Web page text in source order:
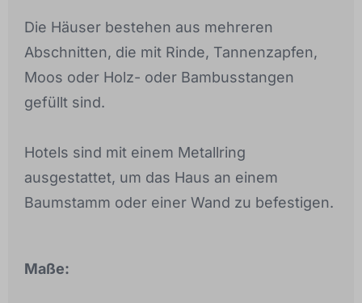
Die Häuser bestehen aus mehreren
Abschnitten, die mit Rinde, Tannenzapfen,
Moos oder Holz- oder Bambusstangen
gefüllt sind.
Hotels sind mit einem Metallring
ausgestattet, um das Haus an einem
Baumstamm oder einer Wand zu befestigen.
Maße: